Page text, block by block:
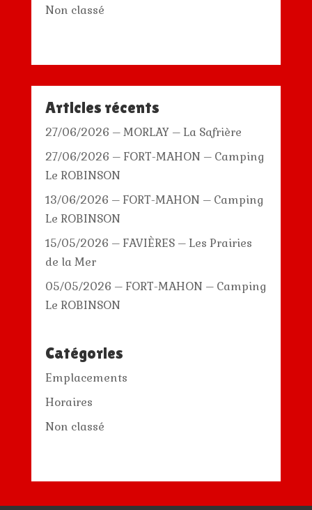
Non classé
Articles récents
27/06/2026 – MORLAY – La Safrière
27/06/2026 – FORT-MAHON – Camping
Le ROBINSON
13/06/2026 – FORT-MAHON – Camping
Le ROBINSON
15/05/2026 – FAVIÈRES – Les Prairies
de la Mer
05/05/2026 – FORT-MAHON – Camping
Le ROBINSON
Catégories
Emplacements
Horaires
Non classé